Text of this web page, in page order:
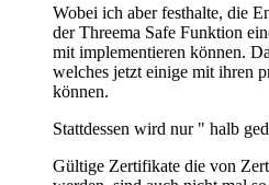
Wobei ich aber festhalte, die
der Threema Safe Funktion
mit implementieren können.
welches jetzt einige mit ihren
können.
Stattdessen wird nur " halb
Gültige Zertifikate die von